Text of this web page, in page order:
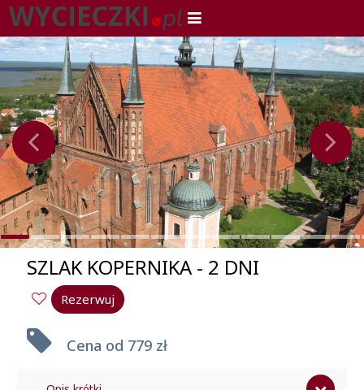
SZLAK KOPERNIKA - 2 DNI
Rezerwuj
Cena od 779 zł